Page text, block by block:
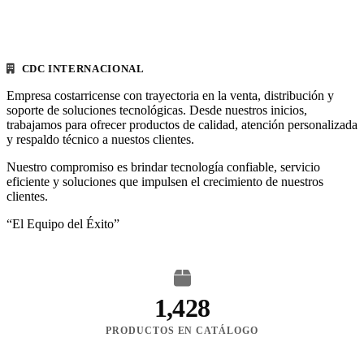
CDC INTERNACIONAL
Empresa costarricense con trayectoria en la venta, distribución y
soporte de soluciones tecnológicas. Desde nuestros inicios,
trabajamos para ofrecer productos de calidad, atención personalizada
y respaldo técnico a nuestos clientes.
Nuestro compromiso es brindar tecnología confiable, servicio
eficiente y soluciones que impulsen el crecimiento de nuestros
clientes.
“El Equipo del Éxito”
1,428
PRODUCTOS EN CATÁLOGO